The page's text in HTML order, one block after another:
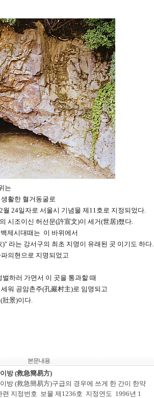
는
활한 혈거동굴로
24일자로 서울시 기념물 제11호로 지정되었다.
시조이신 허선문(許宣文)이 세거(世居)했다.
제시대때는 이 바위에서
라는 강서구의 최초 지명이 유래된 곳 이기도 하다.
의현으로 지명되었고
하러 가면서 이 곳을 통과할 때
워 공암촌주(孔巖村主)로 임명되고
壯景)이다.
본문내용
방 (救急簡易方)
방 (救急簡易方)구급의 경우에 쓰게 한 간이 한약
련 지정번호 보물 제1236호 지정연도 1996년 1